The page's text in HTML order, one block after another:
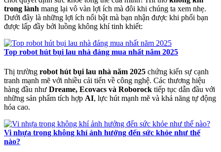
trong lành mang lại vô vàn lợi ích mà đôi khi chúng ta xem nhẹ.
Dưới đây là những lợi ích nổi bật mà bạn nhận được khi phổi bạn
được lấp đầy bởi luồng không khí tinh khiết:
Top robot hút bụi lau nhà đáng mua nhất năm 2025
Thị trường robot hút bụi lau nhà năm 2025 chứng kiến sự cạnh
tranh mạnh mẽ với nhiều cải tiến về công nghệ. Các thương hiệu
hàng đầu như Dreame, Ecovacs và Roborock tiếp tục dẫn đầu với
những sản phẩm tích hợp AI, lực hút mạnh mẽ và khả năng tự động
hóa cao.
Vi nhựa trong không khí ảnh hưởng đến sức khỏe như thế
nào?